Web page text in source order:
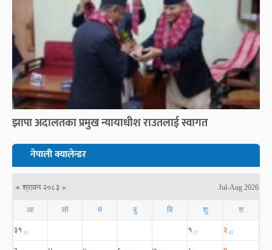
झापा अदालतका प्रमुख न्यायाधीश राउतलाई स्वागत
नेपाली क्यालेन्डर